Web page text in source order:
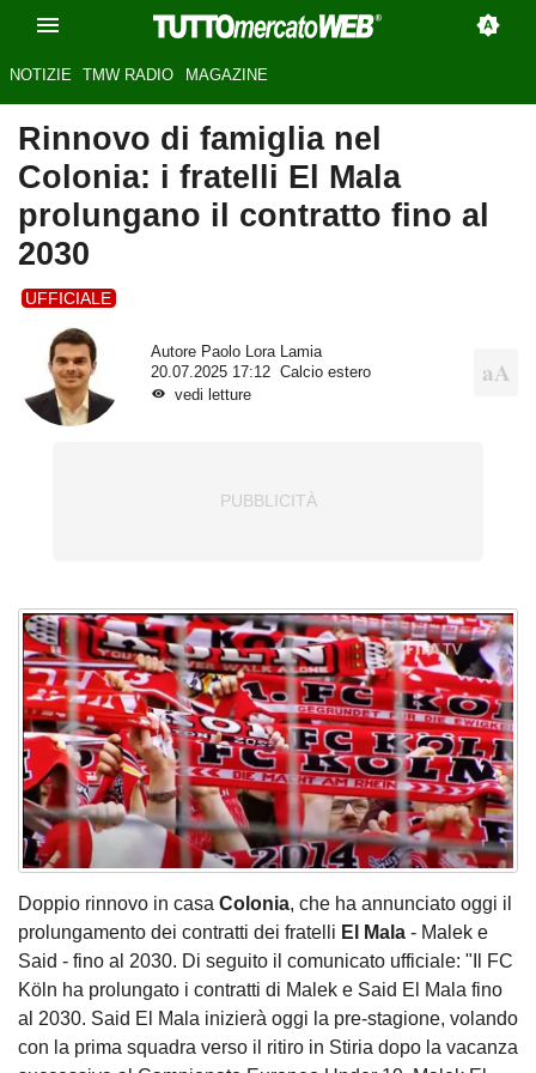
NOTIZIE TMW RADIO MAGAZINE
Rinnovo di famiglia nel
Colonia: i fratelli El Mala
prolungano il contratto fino al
2030
UFFICIALE
Autore Paolo Lora Lamia
20.07.2025 17:12
Calcio estero
vedi letture
Doppio rinnovo in casa Colonia, che ha annunciato oggi il
prolungamento dei contratti dei fratelli El Mala - Malek e
Said - fino al 2030. Di seguito il comunicato ufficiale: "Il FC
Köln ha prolungato i contratti di Malek e Said El Mala fino
al 2030. Said El Mala inizierà oggi la pre-stagione, volando
con la prima squadra verso il ritiro in Stiria dopo la vacanza